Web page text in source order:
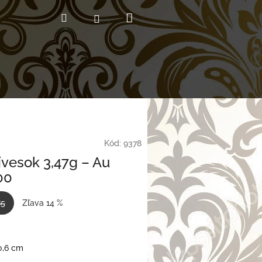
HľadaťPrihlásenieNákupný
košík
Kód: 9378
3,47g – Au
Zľava 14 %
cm